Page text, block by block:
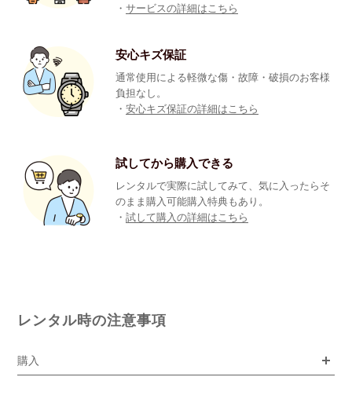
・サービスの詳細はこちら
安心キズ保証
通常使用による軽微な傷・故障・破損のお客様
負担なし。
・安心キズ保証の詳細はこちら
試してから購入できる
レンタルで実際に試してみて、気に入ったらそ
のまま購入可能購入特典もあり。
・試して購入の詳細はこちら
レンタル時の注意事項
購入